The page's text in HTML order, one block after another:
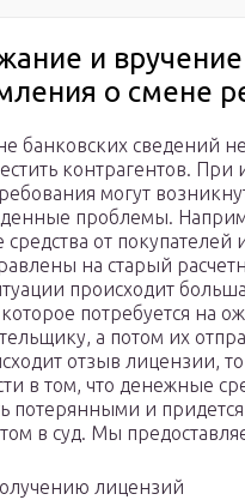
и вручение
о смене
банковских сведений
контрагентов.
могут
проблемы.
от покупателей
на старый
происходит
потребуется на
а потом их
отзыв лицензии,
в том, что денежные
потерянными и придется
в суд. Мы
лицензий